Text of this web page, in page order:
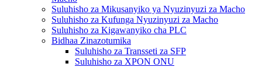
Suluhisho za Mikusanyiko ya Nyuzinyuzi za Macho
Suluhisho za Kufunga Nyuzinyuzi za Macho
Suluhisho za Kigawanyiko cha PLC
Bidhaa Zinazotumika
Suluhisho za Transseti za SFP
Suluhisho za XPON ONU